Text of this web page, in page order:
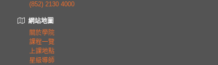
(852) 2130 4000
網站地圖
關於學院
課程一覽
上課地點
星級導師